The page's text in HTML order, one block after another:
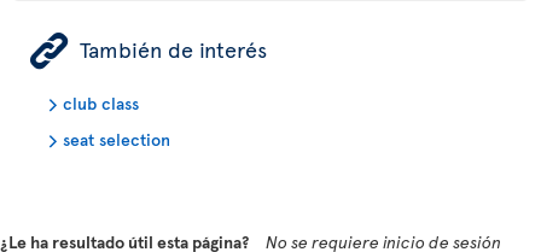
ÿ También de interés
club class
seat selection
¿Le ha resultado útil esta página?
No se requiere inicio de sesión